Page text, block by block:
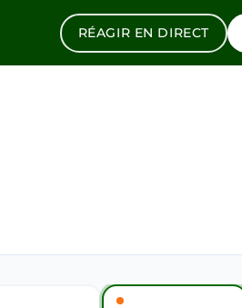
RÉAGIR EN DIRECT